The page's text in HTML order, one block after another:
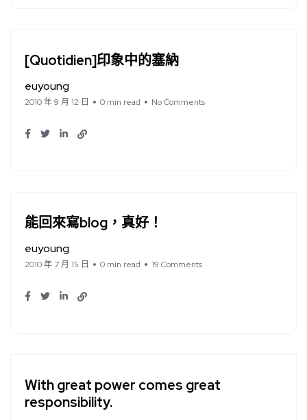
[Quotidien]印象中的塞納
euyoung
2010 年 9 月 12 日 0 min read No Comments
能回來寫blog，真好！
euyoung
2010 年 7 月 15 日 0 min read 19 Comments
With great power comes great
responsibility.